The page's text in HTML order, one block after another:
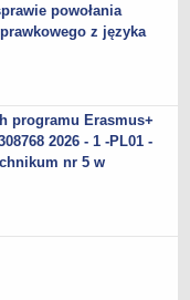
powołania
z języka
programu Erasmus+
2026 - 1 -PL01 -
nr 5 w